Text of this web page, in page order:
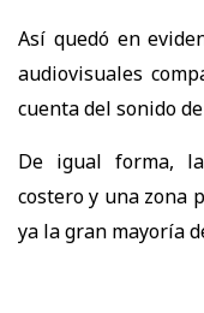
Así quedó en
audiovisuales
cuenta del sonido
De igual forma,
costero y una zona
ya la gran mayoría